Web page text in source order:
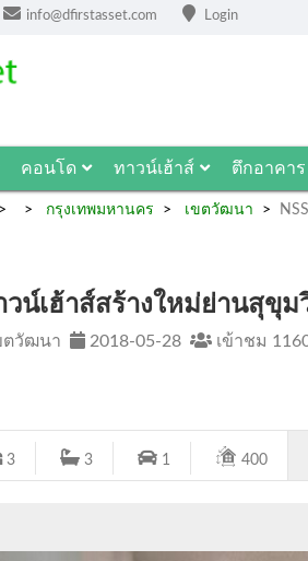
info@dfirstasset.com Login
คอนโด ทาวน์เฮ้าส์ ตึกอาคาร
กรุงเทพมหานคร เขตวัฒนา
วน์เฮ้าส์สร้างใหม่ย่านสุขุม
ตวัฒนา 2018-05-28 เข้าชม
3 3 1 400